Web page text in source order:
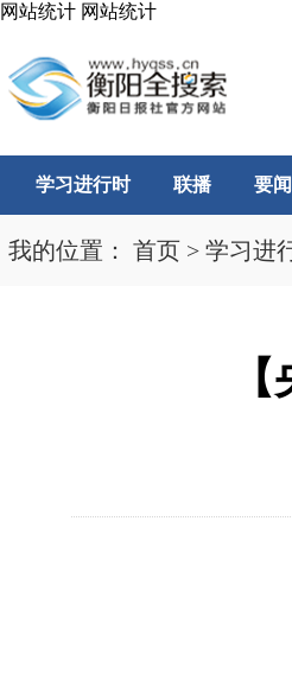
网站统计 网站统计
学习进行时 联播 要闻
我的位置： 首页 > 学习进